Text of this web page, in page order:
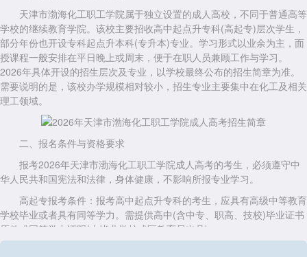
天津市渤海化工职工学院属于独立设置的成人高校，不同于普通高等
学校的继续教育学院。该校主要招收高中起点升专科(高起专)层次学生，
部分年份也开设专科起点升本科(专升本)专业。学习形式以业余为主，面
授课程一般安排在平日晚上或周末，便于在职人员兼顾工作与学习。
2026年具体开设的招生层次及专业，以学校最终公布的招生简章为准。
需要说明的是，该校办学规模相对较小，招生专业主要集中在化工及相关
理工领域。
二、报名条件与资格要求
报考2026年天津市渤海化工职工学院成人高考的考生，必须遵守中
华人民共和国宪法和法律，身体健康，不影响所报专业学习。
高起专报考条件：报考高中起点升专科的考生，应具有高级中等教育
学校毕业或者具有同等学力。需提供高中(含中专、职高、技校)毕业证书
原件或同等学力证明(由毕业学校或区教育局出具)。